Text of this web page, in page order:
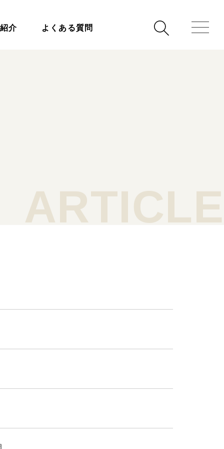
介 よくある質問
ARTICLE